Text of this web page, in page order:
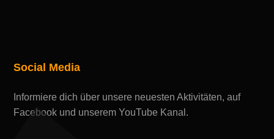
Social Media
Informiere dich über unsere neuesten Aktivitäten, auf
Facebook und unserem YouTube Kanal.